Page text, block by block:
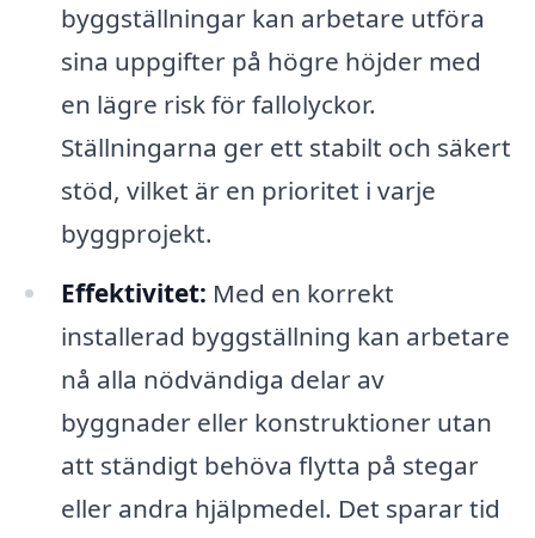
byggställningar kan arbetare utföra
sina uppgifter på högre höjder med
en lägre risk för fallolyckor.
Ställningarna ger ett stabilt och säkert
stöd, vilket är en prioritet i varje
byggprojekt.
Effektivitet: Med en korrekt
installerad byggställning kan arbetare
nå alla nödvändiga delar av
byggnader eller konstruktioner utan
att ständigt behöva flytta på stegar
eller andra hjälpmedel. Det sparar tid